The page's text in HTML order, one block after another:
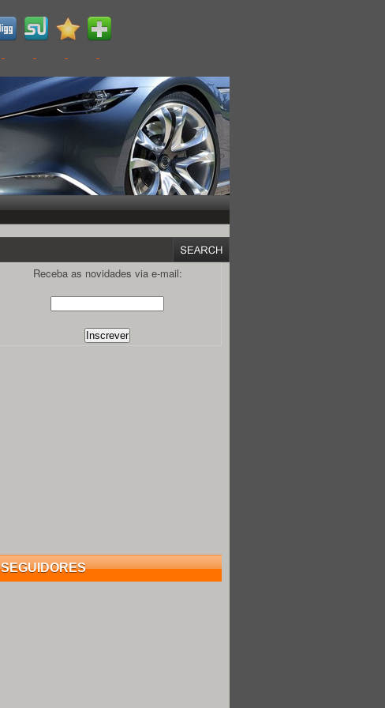
Receba as novidades via e-mail:
SEGUIDORES